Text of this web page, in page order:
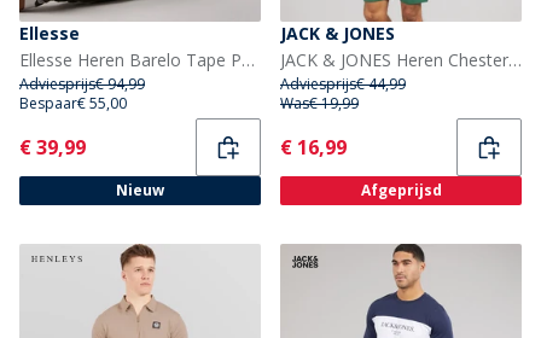
Ellesse
Ellesse Heren Barelo Tape Poly Trainingspak Khaki
Adviesprijs€ 94,99
Bespaar€ 55,00
Current
€ 39,99
Nieuw
JACK & JONES
JACK & JONES Heren Chester T-shirt en shorts set Trekking Green
Adviesprijs€ 44,99
Was€ 19,99
Current
€ 16,99
Afgeprijsd